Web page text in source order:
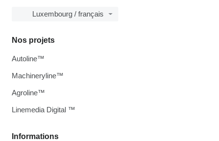
Luxembourg / français
Informations
Nos projets
Autoline™
Machineryline™
Agroline™
Linemedia Digital ™